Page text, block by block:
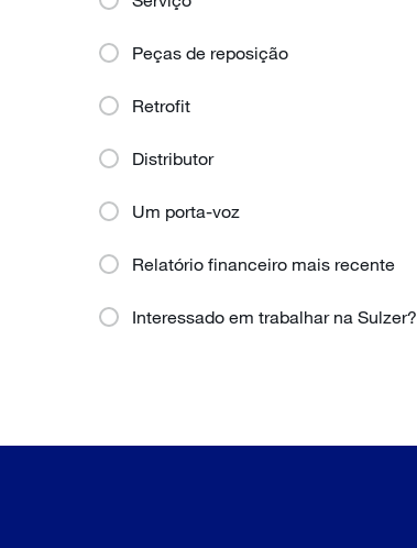
Peças de reposição
Retrofit
Distributor
Um porta-voz
Relatório financeiro mais recente
Interessado em trabalhar na Sulzer?